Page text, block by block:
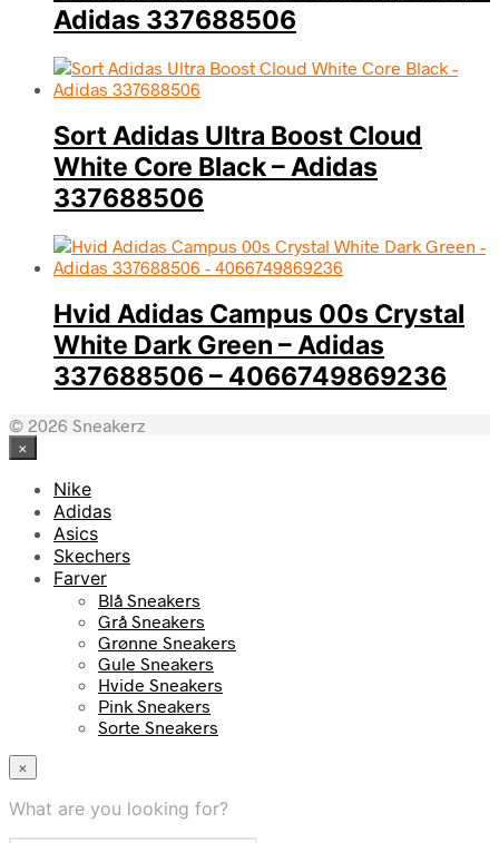
Adidas 337688506
Sort Adidas Ultra Boost Cloud
White Core Black – Adidas
337688506
Hvid Adidas Campus 00s Crystal
White Dark Green – Adidas
337688506 – 4066749869236
© 2026 Sneakerz
×
Nike
Adidas
Asics
Skechers
Farver
Blå Sneakers
Grå Sneakers
Grønne Sneakers
Gule Sneakers
Hvide Sneakers
Pink Sneakers
Sorte Sneakers
×
What are you looking for?